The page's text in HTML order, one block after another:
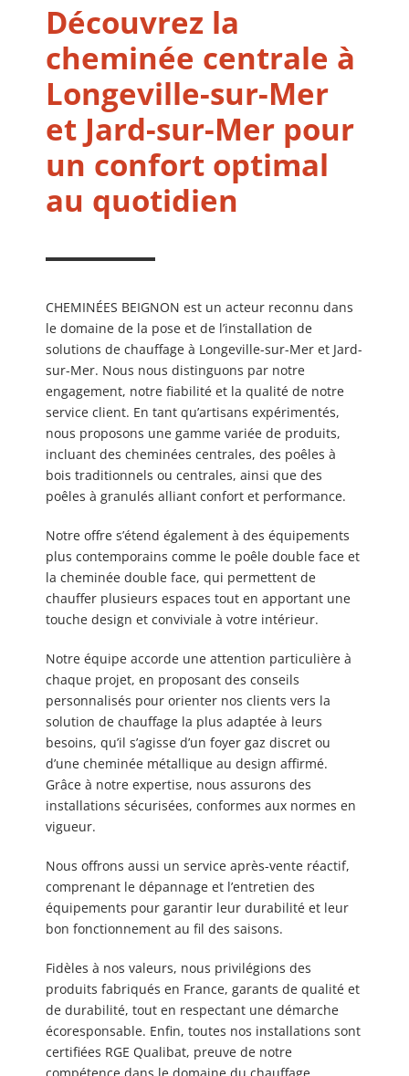
Découvrez la
cheminée centrale à
Longeville-sur-Mer
et Jard-sur-Mer pour
un confort optimal
au quotidien
CHEMINÉES BEIGNON est un acteur reconnu dans
le domaine de la pose et de l’installation de
solutions de chauffage à Longeville-sur-Mer et Jard-
sur-Mer. Nous nous distinguons par notre
engagement, notre fiabilité et la qualité de notre
service client. En tant qu’artisans expérimentés,
nous proposons une gamme variée de produits,
incluant des cheminées centrales, des poêles à
bois traditionnels ou centrales, ainsi que des
poêles à granulés alliant confort et performance.
Notre offre s’étend également à des équipements
plus contemporains comme le poêle double face et
la cheminée double face, qui permettent de
chauffer plusieurs espaces tout en apportant une
touche design et conviviale à votre intérieur.
Notre équipe accorde une attention particulière à
chaque projet, en proposant des conseils
personnalisés pour orienter nos clients vers la
solution de chauffage la plus adaptée à leurs
besoins, qu’il s’agisse d’un foyer gaz discret ou
d’une cheminée métallique au design affirmé.
Grâce à notre expertise, nous assurons des
installations sécurisées, conformes aux normes en
vigueur.
Nous offrons aussi un service après-vente réactif,
comprenant le dépannage et l’entretien des
équipements pour garantir leur durabilité et leur
bon fonctionnement au fil des saisons.
Fidèles à nos valeurs, nous privilégions des
produits fabriqués en France, garants de qualité et
de durabilité, tout en respectant une démarche
écoresponsable. Enfin, toutes nos installations sont
certifiées RGE Qualibat, preuve de notre